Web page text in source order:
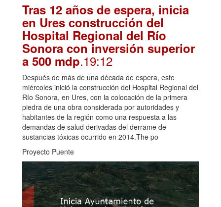
Tras 12 años de espera, inicia
en Ures construcción del
Hospital Regional del Río
Sonora con inversión superior
a 500 mdp.19:12
Después de más de una década de espera, este
miércoles inició la construcción del Hospital Regional del
Río Sonora, en Ures, con la colocación de la primera
piedra de una obra considerada por autoridades y
habitantes de la región como una respuesta a las
demandas de salud derivadas del derrame de
sustancias tóxicas ocurrido en 2014.The po
Proyecto Puente